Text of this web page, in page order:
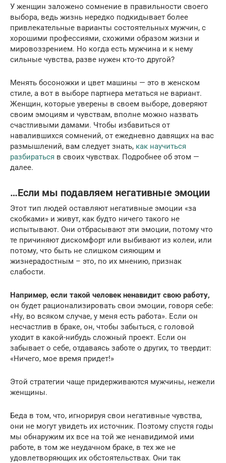
У женщин заложено сомнение в правильности своего
выбора, ведь жизнь нередко подкидывает более
привлекательные варианты состоятельных мужчин, с
хорошими профессиями, схожими образом жизни и
мировоззрением. Но когда есть мужчина и к нему
сильные чувства, разве нужен кто-то другой?
Менять босоножки и цвет машины — это в женском
стиле, а вот в выборе партнера метаться не вариант.
Женщин, которые уверены в своем выборе, доверяют
своим эмоциям и чувствам, вполне можно назвать
счастливыми дамами. Чтобы избавиться от
навалившихся сомнений, от ежедневно давящих на вас
размышлений, вам следует знать, как научиться
разбираться в своих чувствах. Подробнее об этом —
далее.
…Если мы подавляем негативные эмоции
Этот тип людей оставляют негативные эмоции «за
скобками» и живут, как будто ничего такого не
испытывают. Они отбрасывают эти эмоции, потому что
те причиняют дискомфорт или выбивают из колеи, или
потому, что быть не слишком сияющим и
жизнерадостным – это, по их мнению, признак
слабости.
Например, если такой человек ненавидит свою работу,
он будет рационализировать свои эмоции, говоря себе:
«Ну, во всяком случае, у меня есть работа». Если он
несчастлив в браке, он, чтобы забыться, с головой
уходит в какой-нибудь сложный проект. Если он
забывает о себе, отдаваясь заботе о других, то твердит:
«Ничего, мое время придет!»
Этой стратегии чаще придерживаются мужчины, нежели
женщины.
Беда в том, что, игнорируя свои негативные чувства,
они не могут увидеть их источник. Поэтому спустя годы
мы обнаружим их все на той же ненавидимой ими
работе, в том же неудачном браке, в тех же не
удовлетворяющих их обстоятельствах. Они так